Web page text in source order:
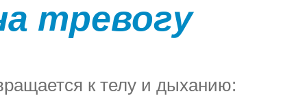
тревогу
к телу и дыханию: